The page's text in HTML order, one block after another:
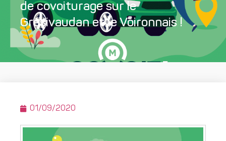
de covoiturage sur le
Grésivaudan et le Voironnais !
01/09/2020